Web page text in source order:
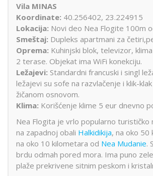
Vila MINAS
Koordinate: 40.256402, 23.224915
Lokacija: Novi deo Nea Flogite 100m
Smeštaj: Dupleks apartmani za
Oprema: Kuhinjski blok, televizor,
2 terase. Objekat ima WiFi konekciju.
Ležajevi: Standardni francuski i singl
ležajevi su sofe na razvlačenje i klik-
žičanom osnovom.
Klima: Korišćenje klime 5 eur dnevno
Nea Flogita je vrlo popularno turističko
na zapadnoj obali Halkidikija, na oko 50
na oko 10 kilometara od Nea Mudanie.
brdu odmah pored mora. Ima puno
plaže prekrivene sitnim peskom i